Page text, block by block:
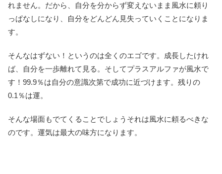
れません。だから、自分を分からず変えないまま風水に頼り
っぱなしになり、自分をどんどん見失っていくことになりま
す。
そんなはずない！というのは全くのエゴです。成長したけれ
ば、自分を一歩離れて見る。そしてプラスアルファが風水で
す！99.9％は自分の意識次第で成功に近づけます。残りの
0.1％は運。
そんな場面もでてくることでしょうそれは風水に頼るべきな
のです。運気は最大の味方になります。